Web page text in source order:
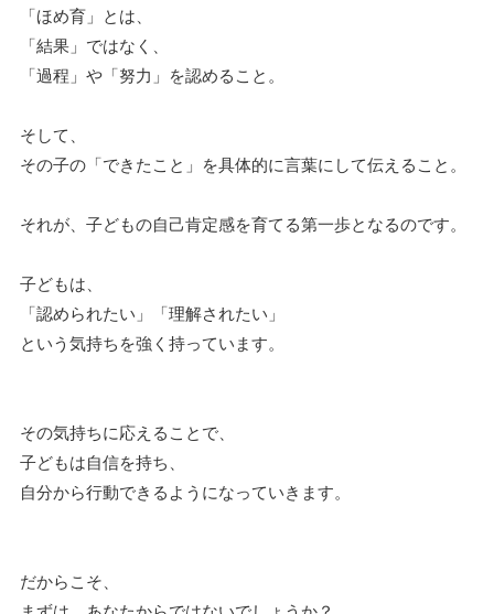
「ほめ育」とは、
「結果」ではなく、
「過程」や「努力」を認めること。
そして、
その子の「できたこと」を具体的に言葉にして伝えること。
それが、子どもの自己肯定感を育てる第一歩となるのです。
子どもは、
「認められたい」「理解されたい」
という気持ちを強く持っています。
その気持ちに応えることで、
子どもは自信を持ち、
自分から行動できるようになっていきます。
だからこそ、